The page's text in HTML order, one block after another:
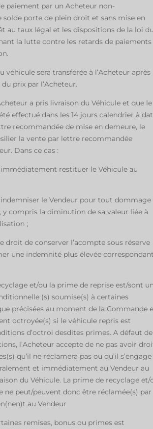
paiement par un Acheteur non-
porte de plein droit et sans mise en
au taux légal et les dispositions de la loi
la lutte contre les retards de paiements
véhicule sera transférée à l’Acheteur après
prix par l’Acheteur.
a pris livraison du Véhicule et que le
effectué dans les 14 jours calendrier à
recommandée de mise en demeure, le
la vente par lettre recommandée
Dans ce cas :
immédiatement restituer le Véhicule au
indemniser le Vendeur pour tout dommage
y compris la diminution de sa valeur liée à
;
droit de conserver l’acompte sous réserve
une indemnité plus élevée
et/ou la prime de reprise est/sont
(s) soumise(s) à certaines
précisées au moment de la Commande
octroyée(s) si le véhicule repris est
d’octroi desdites primes. A défaut de
l’Acheteur accepte de ne pas avoir
qu’il ne réclamera pas ou qu’il s’engage
et immédiatement au Vendeur au
du Véhicule. La prime de recyclage et/
ne peut/peuvent donc être réclamée(s) par
au Vendeur
remises, bonus ou primes est